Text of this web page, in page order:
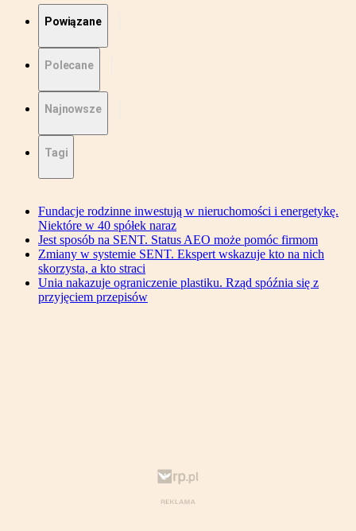
Powiązane
Polecane
Najnowsze
Tagi
Fundacje rodzinne inwestują w nieruchomości i energetykę.
Niektóre w 40 spółek naraz
Jest sposób na SENT. Status AEO może pomóc firmom
Zmiany w systemie SENT. Ekspert wskazuje kto na nich
skorzysta, a kto straci
Unia nakazuje ograniczenie plastiku. Rząd spóźnia się z
przyjęciem przepisów